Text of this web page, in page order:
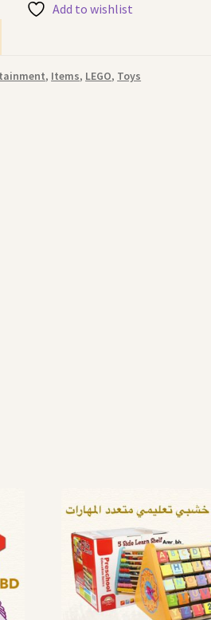
Add to wishlist
, Items, LEGO, Toys